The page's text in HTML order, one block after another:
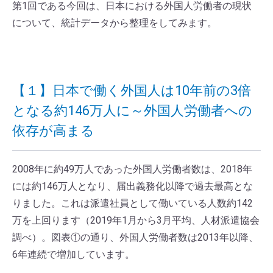
第1回である今回は、日本における外国人労働者の現状
について、統計データから整理をしてみます。
【１】日本で働く外国人は10年前の3倍
となる約146万人に～外国人労働者への
依存が高まる
2008年に約49万人であった外国人労働者数は、2018年
には約146万人となり、届出義務化以降で過去最高とな
りました。これは派遣社員として働いている人数約142
万を上回ります（2019年1月から3月平均、人材派遣協会
調べ）。図表①の通り、外国人労働者数は2013年以降、
6年連続で増加しています。